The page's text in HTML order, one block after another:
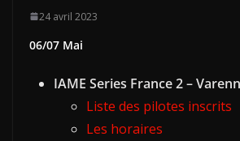
24 avril 2023
06/07 Mai
IAME Series France 2 –
Liste des pilotes inscrits
Les horaires